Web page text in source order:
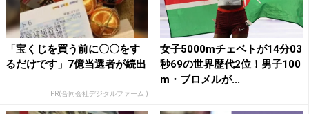
「宝くじを買う前に〇〇をす
るだけです」7億当選者が続出
PR(合同会社デジタルファーム )
女子5000mチェベトが14分03
秒69の世界歴代2位！男子100
m・ブロメルが...